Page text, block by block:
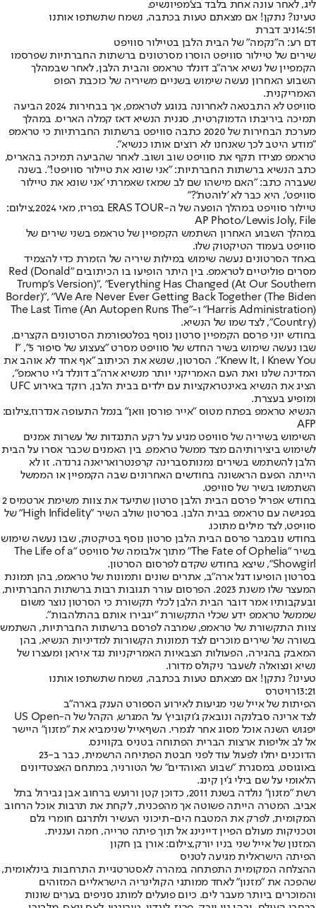
ליג, לאחר עונה אחת בלבד בצ'מפיונשיפ.
טעינו? נתקן! אם מצאתם טעות בכתבה, נשמח שתשתפו אותנו
14:51ניב דברת
דם רע: ה"נקמה" של הבית הלבן בטיילור סוויפט
שירים של טיילור סוויפט הוסרו מסרטונים ברשתות החברתיות שפרסמו
הקמפיין של נשיא ארה"ב דונלד טראמפ והבית הלבן, לאחר שבמהלך
השבוע האחרון נעשה שימוש בשניים משיריה של כוכבת הפופ
האמריקנית.
סוויפט לא התבטאה לאחרונה בנוגע לטראמפ, אך בבחירות 2024 הביעה
תמיכה ביריבתו הדמוקרטית, סגנית הנשיא דאז קמלה האריס. במהלך
מערכת הבחירות של 2020 כתבה סוויפט ברשתות החברתיות כי טראמפ
"מודע היטב לכך שאנחנו לא רוצים אותו כנשיא".
טראמפ מצידו תקף את סוויפט שוב ושוב. לאחר שהביעה תמיכה בהאריס,
כתב הנשיא ברשתות החברתיות: "אני שונא את טיילור סוויפט!". בשנה
שעברה כתב: "האם מישהו שם לב שמאז שאמרתי 'אני שונא את טיילור
סוויפט', היא כבר לא 'לוהטת'?"
טיילור סוויפט במהלך הופעה של ה-ERAS TOUR בפריז, מאי 2024,צילום:
AP Photo/Lewis Joly, File
במהלך השבוע האחרון השתמש הקמפיין של טראמפ בשני שירים של
סוויפט בעמוד הטיקטוק שלו.
באחד הסרטונים נעשה שימוש במילות שיריה של הזמרת כדי להצמיד
מסרים פוליטיים לטראמפ. בין היתר הופיעו בו הכיתובים "Red (Donald
Trump's Version)", "Everything Has Changed (At Our Southern
Border)", "We Are Never Ever Getting Back Together (The Biden
Harris Administration)" ו-"The Last Time (An Autopen Runs The
Country)", לצד שמו של הנשיא.
בחודש יוני פרסם הקמפיין סרטון נוסף בפלטפורמת הסרטונים הקצרים,
שבו נעשה שימוש בשיר החדש של סוויפט מסרט "צעצוע של סיפור 5", "I
Knew It, I Knew You". הסרטון, שנשא את הכיתוב "אף אחד לא אוהב את
המדינה שלנו ואת העם האמריקני יותר מנשיא ארה"ב דונלד ג'יי טראמפ",
הציג את הנשיא באינטראקציות עם ילדים בבית הלבן, רוקד באירוע UFC
ומופיע בעצרת.
הנשיא טראמפ בפתח מטוס "אייר פורסן וואן" בנמל התעופה אנדרוז,צילום:
AFP
השימוש בשיריה של סוויפט מגיע על רקע התנגדות של עשרות אמנים
לשימוש ביצירותיהם מצד ממשל טראמפ. בין האמנים שכבר אסרו על הבית
הלבן להשתמש בשירים נמנותסברינה קרפנטרואריאנה גרנדה. זו לא
הייתה הפעם הראשונה בחודשים האחרונים שבה הקמפיין או הממשל
השתמשו בשיר של סוויפט.
בחודש אפריל פרסם הבית הלבן סרטון שתיעד את צוות משימת ארטמיס 2
בפגישה עם טראמפ בבית הלבן. בסרטון שולב השיר "High Infidelity" של
סוויפט, לצד מילים מתוכו.
בחודש נובמבר פרסם הבית הלבן סרטון נוסף בטיקטוק, שבו נעשה שימוש
בשיר "The Fate of Ophelia" מתוך אלבומה של סוויפט "The Life of a
Showgirl", שיצא בחודש שקדם לפרסום הסרטון.
בסרטון הופיעו דגל ארה"ב, אתרים שונים ותמונות של טראמפ, בהן תמונת
המעצר שלו משנת 2023. הפרסום עורר תגובות רבות ברשתות החברתיות,
ובעקבותיו אמר דובר הבית הלבן לכלי תקשורת כי הסרטון נוצר משום
שממשל טראמפ ידע שכלי התקשורת "יגבירו אותם בהתלהבות".
צוות התקשורת של טראמפ, שמרבה לפרסם ברשתות החברתיות, השתמש
בשורה של שירים מוכרים לצד תמונות הקשורות למדיניות הנשיא, בהן
המאבק בהגירה, הפעולות הצבאיות האמריקניות נגד איראן ומעצרו של
נשיא ונצואלה לשעבר ניקולס מדורו.
טעינו? נתקן! אם מצאתם טעות בכתבה, נשמח שתשתפו אותנו
13:21רויטרס
הפיתות של אייל שני מגיעות לאירוע הספורט הענק בארה"ב
לצד ארינה סבלנקה ונובאק ג'וקוביץ' על המגרש, הקהל של ה-US Open
יפגוש השנה אוכל מסוג אחר לגמרי. השףאייל שנימביא את "מזנון" היישר
אל לב אליפות ארצות הברית הפתוחה בטניס בקווינס.
הדוכנים יחלו לפעול עוד לפני חבטת הפתיחה הרשמית, כבר ב-23
באוגוסט, במסגרת "שבוע האוהדים" של הטורניר, במתחם האצטדיונים
הלאומי על שם בילי ג'ין קינג.
רשת "מזנון" נולדה בשנת 2011, כדוכן קטן ורועש ברחוב אבן גבירול בתל
אביב. המטרה הייתה פשוטה אך מהפכנית, לקחת את תרבות אוכל הרחוב
המקומית, לפרק את המטבח הים-תיכוני העשיר ולתרגם חומרי גלם
וטכניקות מעולם הפיין דיינינג אל תוך פיתה טרייה, חמה ועננית.
המזנון של אייל שני בניו יורק,צילום: אורן בן חקון
הפיתה הישראלית מגיעה לטניס
ההצלחה המקומית התפתחה במהרה לאסטרטגיית התרחבות בינלאומית,
שהפכה את "מזנון" לאחד ממותגי הקולינריה הישראליים המזוהים
והמוכרים ביותר מעבר לים. כיום פועלים למותג סניפים בערים שונות